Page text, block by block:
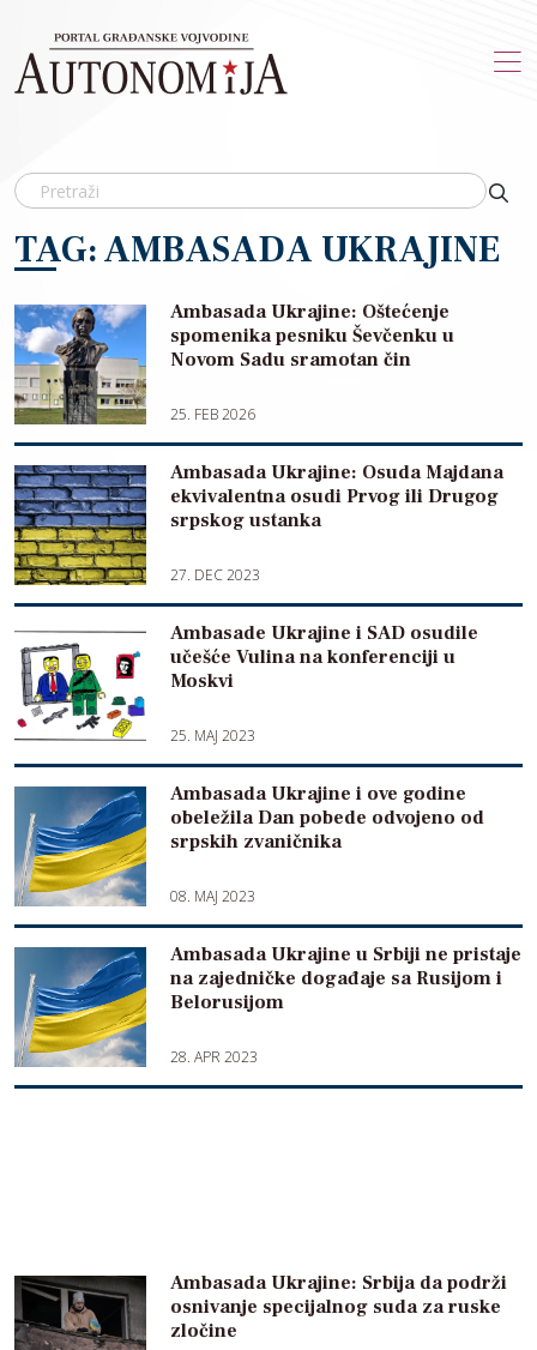
TAG: AMBASADA UKRAJINE
Ambasada Ukrajine: Oštećenje
spomenika pesniku Ševčenku u
Novom Sadu sramotan čin
25. FEB 2026
Ambasada Ukrajine: Osuda Majdana
ekvivalentna osudi Prvog ili Drugog
srpskog ustanka
27. DEC 2023
Ambasade Ukrajine i SAD osudile
učešće Vulina na konferenciji u
Moskvi
25. MAJ 2023
Ambasada Ukrajine i ove godine
obeležila Dan pobede odvojeno od
srpskih zvaničnika
08. MAJ 2023
Ambasada Ukrajine u Srbiji ne pristaje
na zajedničke događaje sa Rusijom i
Belorusijom
28. APR 2023
Ambasada Ukrajine: Srbija da podrži
osnivanje specijalnog suda za ruske
zločine